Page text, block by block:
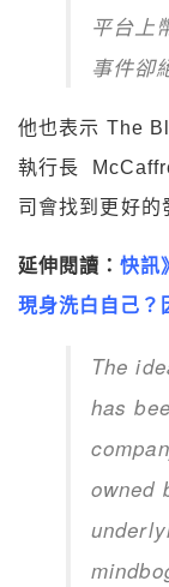
平台上
事件卻
他也表示 The
執行長
司會找到更好的
延伸閱讀： 快訊
現身洗白自己？
The
has
owned